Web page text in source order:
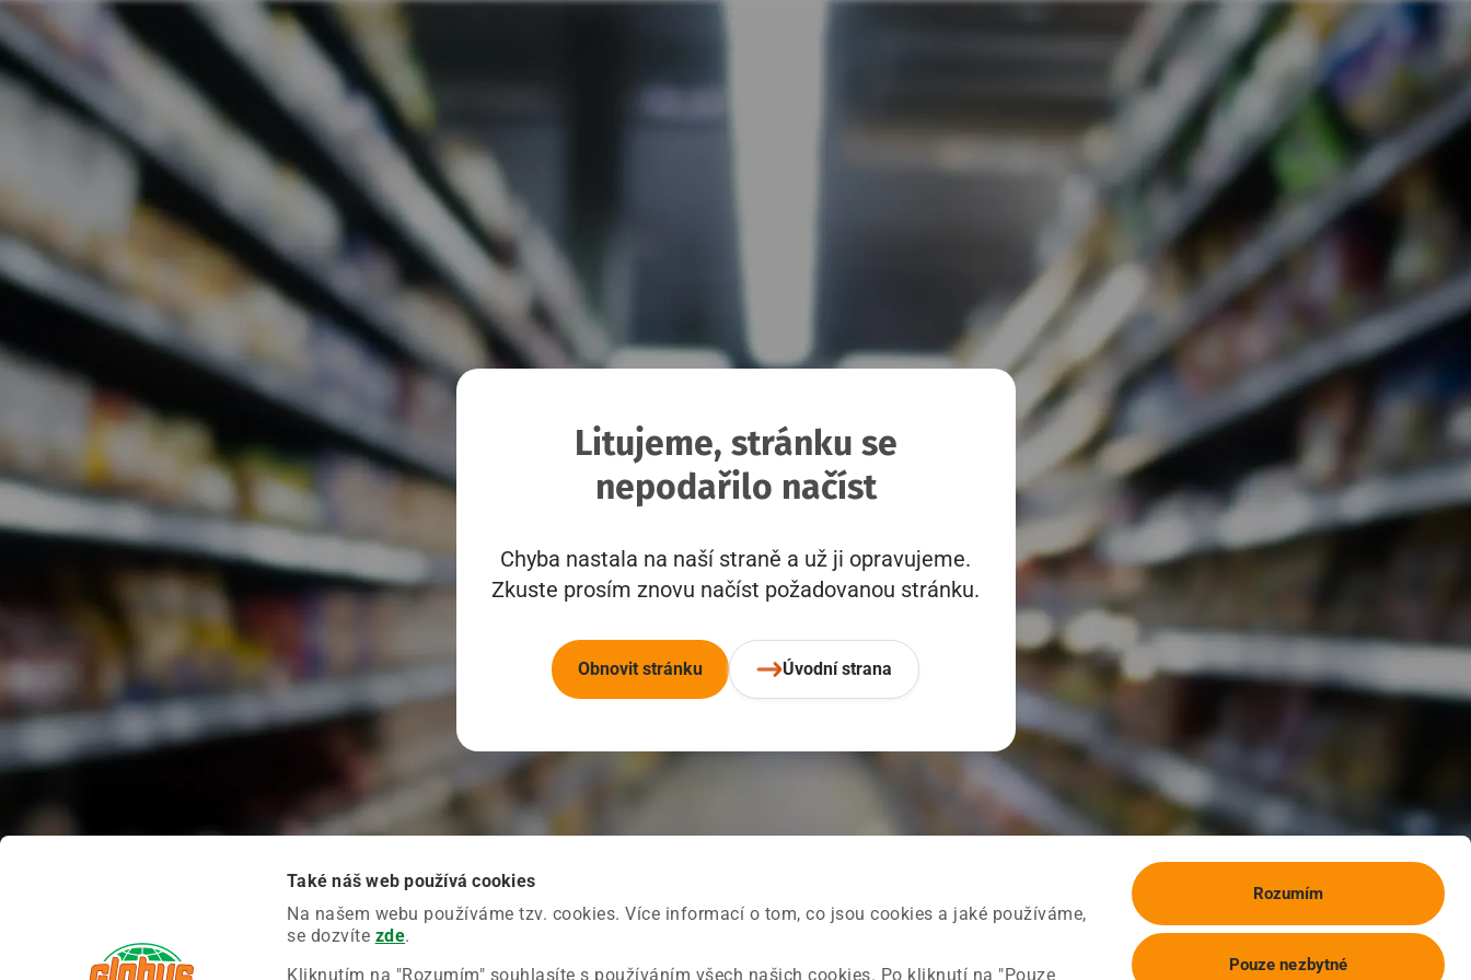
Také náš web používá cookies
Na našem webu používáme tzv. cookies. Více informací o tom, co jsou cookies a jaké používáme,
se dozvíte zde.
Kliknutím na "Rozumím" souhlasíte s používáním všech našich cookies. Po kliknutí na "Pouze
Rozumím
Pouze nezbytné
Litujeme, stránku se
nepodařilo načíst
Chyba nastala na naší straně a už ji opravujeme.
Zkuste prosím znovu načíst požadovanou stránku.
Obnovit stránku Úvodní strana